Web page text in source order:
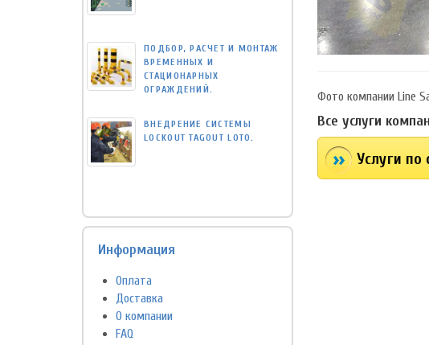
Фото компании Line
Все услуги
Услуги по
ПОДБОР, РАСЧЕТ И МОНТАЖ
ВРЕМЕННЫХ И
СТАЦИОНАРНЫХ
ОГРАЖДЕНИЙ.
ВНЕДРЕНИЕ СИСТЕМЫ
LOCKOUT TAGOUT LOTO.
Информация
Оплата
Доставка
О компании
FAQ